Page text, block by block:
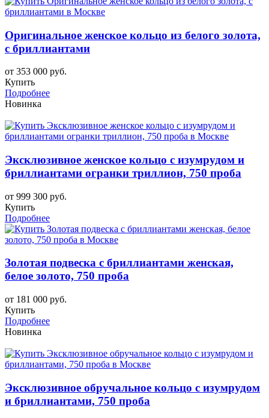
Оригинальное женское кольцо из белого золота,
с бриллиантами
от 353 000 руб.
Купить
Подробнее
Новинка
Эксклюзивное женское кольцо с изумрудом и
бриллиантами огранки триллион, 750 проба
от 999 300 руб.
Купить
Подробнее
Золотая подвеска с бриллиантами женская,
белое золото, 750 проба
от 181 000 руб.
Купить
Подробнее
Новинка
Эксклюзивное обручальное кольцо с изумрудом
и бриллиантами, 750 проба